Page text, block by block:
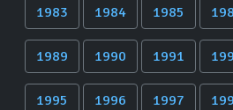
1983 1984 1985
1989 1990 1991
1995 1996 1997